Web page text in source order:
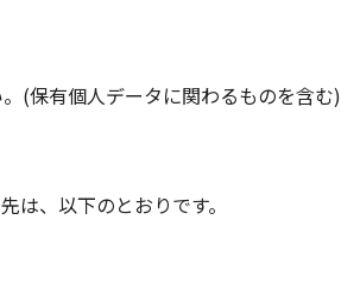
(保有個人データに関わるものを含む)
、以下のとおりです。